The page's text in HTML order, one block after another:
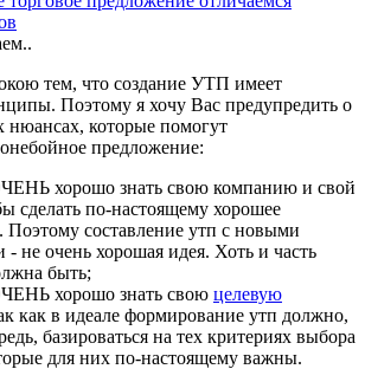
тем, что создание УТП имеет
Поэтому я хочу Вас предупредить о
нюансах, которые помогут
предложение:
хорошо знать свою компанию и свой
сделать по-настоящему хорошее
Поэтому составление утп с новыми
- не очень хорошая идея. Хоть и часть
быть;
хорошо знать свою целевую
как в идеале формирование утп должно,
базироваться на тех критериях выбора
для них по-настоящему важны.